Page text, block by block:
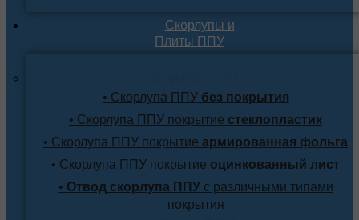
Скорлупы и
Плиты ППУ
• Скорлупа ППУбез покрытия
• Скорлупа ППУ покрытие стеклопластик
• Скорлупа ППУ покрытие армированная фольга
• Скорлупа ППУ покрытие оцинкованный лист
• Отвод скорлупа ППУс различными типами
покрытия